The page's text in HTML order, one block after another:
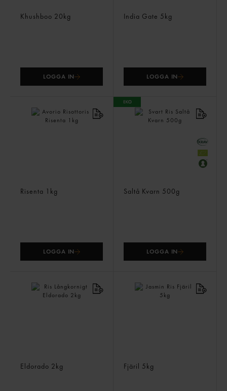
Khushboo 20kg
LOGGA IN
India Gate 5kg
LOGGA IN
Risenta 1kg
LOGGA IN
Saltå Kvarn 500g
LOGGA IN
Eldorado 2kg Fjäril 5kg